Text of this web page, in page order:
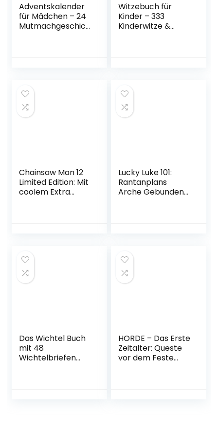
Adventskalender
für Mädchen – 24
Mutmachgeschich
besondere
Mädchen
Taschenbuch – 9.
Witzebuch für
Kinder – 333
Kinderwitze &
Kinderbücher
Taschenbuch – 12.
November 2019
Chainsaw Man 12
Limited Edition: Mit
coolem Extra
Lucky Luke 101:
Rantanplans
Arche Gebundene
Das Wichtel Buch
mit 48
Wichtelbriefen
HORDE – Das Erste
Zeitalter: Queste
vor dem Feste